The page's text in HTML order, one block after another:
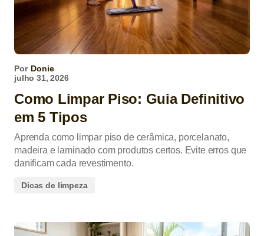
Por Donie
julho 31, 2026
Como Limpar Piso: Guia Definitivo
em 5 Tipos
Aprenda como limpar piso de cerâmica, porcelanato,
madeira e laminado com produtos certos. Evite erros que
danificam cada revestimento.
Dicas de limpeza